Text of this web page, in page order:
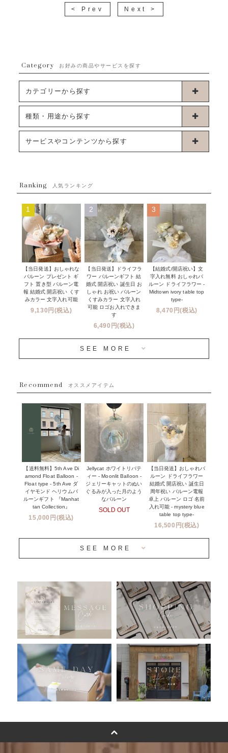
< Prev Next >
Category お好みの商品やサービスを探す
カテゴリーから探す
卓上タイプバルーン
ブーケタイプバルーン
ムーンリットバルーン
コンフェッティバルーン
フリンジバルーン
デコレーションセット
プロップスバルーン
オプション
成人式・卒業式・入学式バルーンブーケ
種類・用途から探す
お誕生日
開店・周年祝い
発表会・劇場
その他お祝い
クリスマス
新商品
~３０００円
~５５００円
１１０００円以上
NEW YORK MIND - ニューヨークスタイルバルーン
※コンフェッティバルーン -プリント内容-
サービスやコンテンツから探す
発送について
Q&A
メッセージカード・電報について
オーダーメイドについて
セミオーダーについて
フリンジバルーンについて
コンフェッティバルーンについて
ハワイウェディングサービス
企業・法人様
ウェディングコンフェッティバルーン特集
実店舗について -大阪 堀江店・名古屋 星ヶ丘店・滋賀 配送
センター店・沖縄 嘉手納基地店-
プリントサービス
前撮り写真バルーン特集
姉妹店＆関連ショップについて
安心のチャビーバルーン
おすすめ商品
バルーン自動販売機
浮くバルーンオーダーメイド - coming soonn -
卓上バルーンオーダーメイド
ムーンリットバルーンについて
その他オーダーメイド
バルーンフラワーブーケについて
プリントフォント詳細＆使用例
Ranking 人気ランキング
1
【当日発送】おしゃれな
バルーン プレゼント ギ
フト 置き型 バルーン電
報 結婚式 開店祝い くす
みカラー 文字入れ可能
9,130円(税込)
2
【当日発送】ドライフラ
ワー バルーンギフト 結
婚式 開店祝い 誕生日 お
しゃれ お祝い バルーン
くすみカラー 文字入れ
可能 ロゴお入れできま
す
6,490円(税込)
3
【結婚式/開店祝い】文
字入れ無料 おしゃれバ
ルーン ドライフラワー -
Midtown ivory table top
type-
8,470円(税込)
SEE MORE
Recommend オススメアイテム
【送料無料】5th Ave Di
amond Float Balloon -
Float type - 5th Ave ダ
イヤモンド ヘリウムバ
ルーンギフト 『Manhat
tan Collection』
15,000円(税込)
Jellycat ホワイトリバテ
ィー - Moonlit Balloon -
ジェリーキャットのぬい
ぐるみが入った月のよう
なバルーン
SOLD OUT
【当日発送】おしゃれバ
ルーン ドライフラワー
結婚式 開店祝い 誕生日
周年祝い バルーン電報
卓上 バルーン ロゴ 名前
入れ可能 - mystery blue
table top type-
16,500円(税込)
SEE MORE